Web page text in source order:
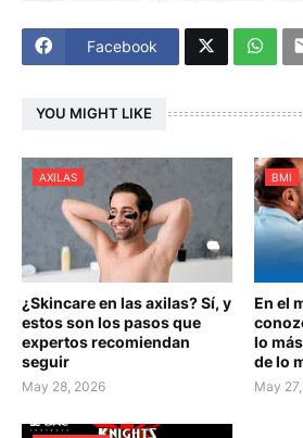
Facebook
YOU MIGHT LIKE
AXILAS
¿Skincare en las axilas? Sí, y
estos son los pasos que
expertos recomiendan
seguir
May 28, 2026
BMI
En el
lo
de lo
May